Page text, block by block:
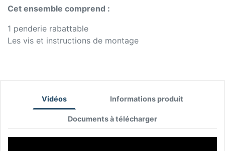
Cet ensemble comprend :
1 penderie rabattable
Les vis et instructions de montage
Vidéos Informations produit
Documents à télécharger